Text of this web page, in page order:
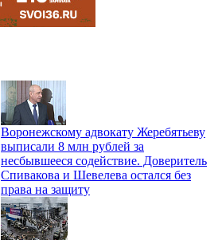
Воронежскому адвокату Жеребятьеву
выписали 8 млн рублей за
несбывшееся содействие. Доверитель
Спивакова и Шевелева остался без
права на защиту